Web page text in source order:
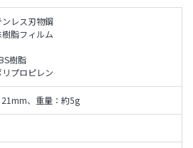
ンレス刃物鋼
脂フィルム
樹脂
プロピレン
、重量：約5g